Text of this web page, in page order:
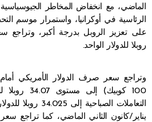
الماضي، مع انخفاض المخاطر الجيوسياسية،
الرئاسية في أوكرانيا، واستمرار موسم
روبلا للدولار الواحد.
100